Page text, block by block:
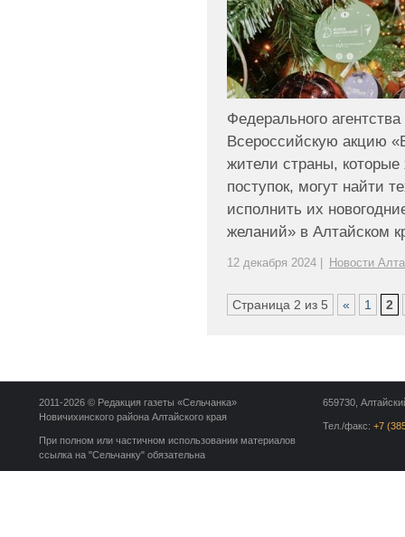
Федерального
Всероссийскую акцию
жители страны,
поступок, могут найти
исполнить их
желаний» в Алтайском
12 декабря 2024 | Новости
Страница 2 из 5 « 1 2
659730,
Тел./факс: +7
2011-2026 © Редакция газеты «Сельчанка»
Новичихинского района Алтайского края
При полном или частичном использовании материалов
ссылка на "Сельчанку" обязательна